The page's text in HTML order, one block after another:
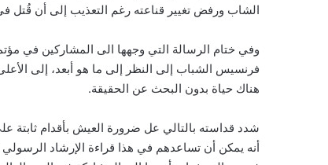
الشاب ورفض تغيير قناعته رغم التعذيب إلى أن قُتل
وفي ختام الرسالة التي وجهها الى المشاركين في
فرنسيس الشباب إلى النظر إلى ما هو أبعد، إلى
هناك حياة بدون البحث عن الحقيقة.
شدد قداسته بالتالي عل ضرورة العيش بأقدام